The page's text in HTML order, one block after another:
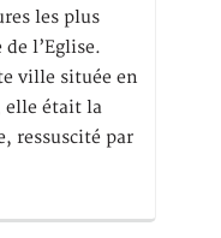
les plus
l’Eglise.
ville située en
elle était la
ressuscité par